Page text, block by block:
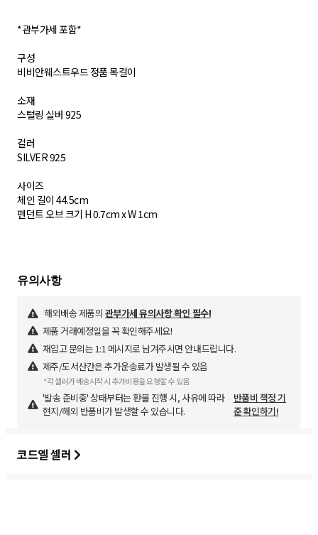
*관부가세 포함*
구성
비비안웨스트우드 정품 목걸이
소재
스털링 실버 925
컬러
SILVER 925
사이즈
체인 길이 44.5cm
펜던트 오브 크기 H 0.7cm x W 1cm
유의사항
해외배송 제품의 관부가세 유의사항 확인 필수!
제품 거래예정일을 꼭 확인해주세요!
재입고 문의는 1:1 메시지로 남겨주시면 안내드립니다.
제주/도서산간은 추가운송료가 발생될 수 있음
*각 셀러가 배송시작 시 추가비용을 요청할 수 있음
'발송 준비중' 상태부터는 환불 진행 시, 사유에 따라
현지/해외 반품비가 발생할 수 있습니다.
반품비 책정 기
준 확인하기!
코드엘 셀러